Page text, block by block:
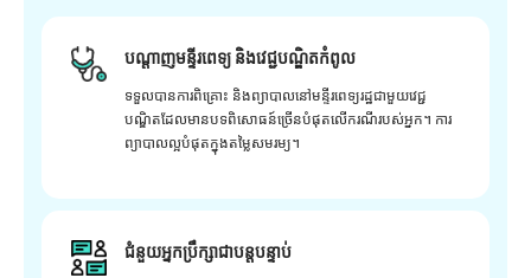
បណ្តាញមន្ទីរពេទ្យ និងវេជ្ជបណ្ឌិតកំពូល
ទទួលបានការពិគ្រោះ និងព្យាបាលនៅមន្ទីរពេទ្យរដ្ឋជាមួយវេជ្ជ
បណ្ឌិតដែលមានបទពិសោធន៍ច្រើនបំផុតលើករណីរបស់អ្នក។ ការ
ព្យាបាលល្អបំផុតក្នុងតម្លៃសមរម្យ។
ជំនួយអ្នកប្រឹក្សាជាបន្តបន្ទាប់